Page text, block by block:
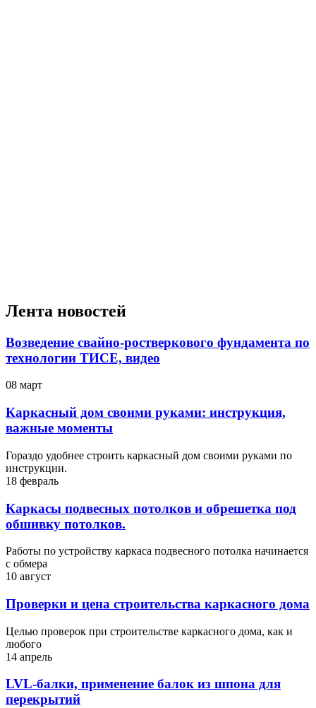
Лента новостей
Возведение свайно-ростверкового фундамента по
технологии ТИСЕ, видео
08 март
Каркасный дом своими руками: инструкция,
важные моменты
Гораздо удобнее строить каркасный дом своими руками по
инструкции.
18 февраль
Каркасы подвесных потолков и обрешетка под
обшивку потолков.
Работы по устройству каркаса подвесного потолка начинается
с обмера
10 август
Проверки и цена строительства каркасного дома
Целью проверок при строительстве каркасного дома, как и
любого
14 апрель
LVL-балки, применение балок из шпона для
перекрытий